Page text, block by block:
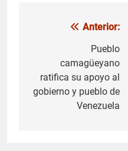
Navegación
entradas
Anterior:
Pueblo
camagüeyano
ratifica su apoyo al
gobierno y pueblo de
Venezuela